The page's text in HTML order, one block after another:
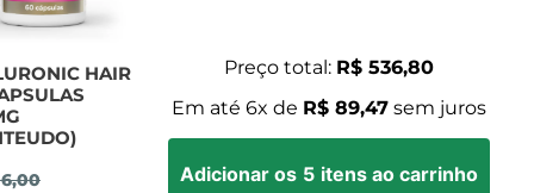
HAIR
Preço total: R$ 536,80
Em até 6x de R$ 89,47 sem juros
Adicionar os 5 itens ao carrinho